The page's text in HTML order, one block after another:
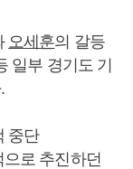
오세훈의 갈등
일부 경기도 기
중단
로 추진하던